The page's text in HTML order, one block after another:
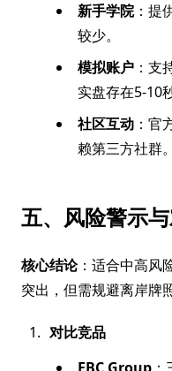
新手学院：提
较少。
模拟账户 ：支
实盘存在5-10
社区互动 ：官
赖第三方社群。
五、风险警示
核心结论：适合中高风
突出，但需规避离岸牌
对比竞品